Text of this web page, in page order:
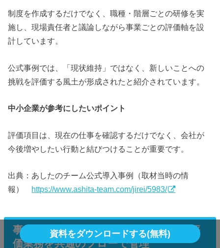
制度を作成するだけでなく、職種・階層ごとの研修を実
施し、現場責任者と議論しながら事業ごとの評価軸を設
計しています。
公式事例では、「現状維持」ではなく、新しいことへの
挑戦を評価する風土が形成されたと紹介されています。
中小企業が参考にしたいポイント
評価項目は、現在の仕事を確認するだけでなく、会社が
今後増やしたい行動と結びつけることが重要です。
出典：あしたのチーム公式導入事例（取材当時の情
報） https://www.ashita-team.com/jirei/5983/
事例10．清水建設株式会社｜大規模な評
価業務を共通のフローで管理
資料をダウンロードする(無料)